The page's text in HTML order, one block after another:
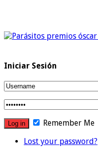
Iniciar Sesión
Remember Me
Lost your password?